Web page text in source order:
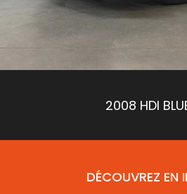
2008 HDI
DÉCOUVREZ EN